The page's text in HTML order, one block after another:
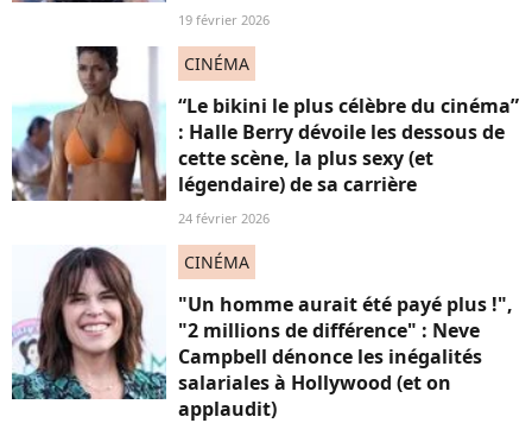
19 février 2026
CINÉMA
“Le bikini le plus célèbre du cinéma”
: Halle Berry dévoile les dessous de
cette scène, la plus sexy (et
légendaire) de sa carrière
24 février 2026
CINÉMA
"Un homme aurait été payé plus !",
"2 millions de différence" : Neve
Campbell dénonce les inégalités
salariales à Hollywood (et on
applaudit)